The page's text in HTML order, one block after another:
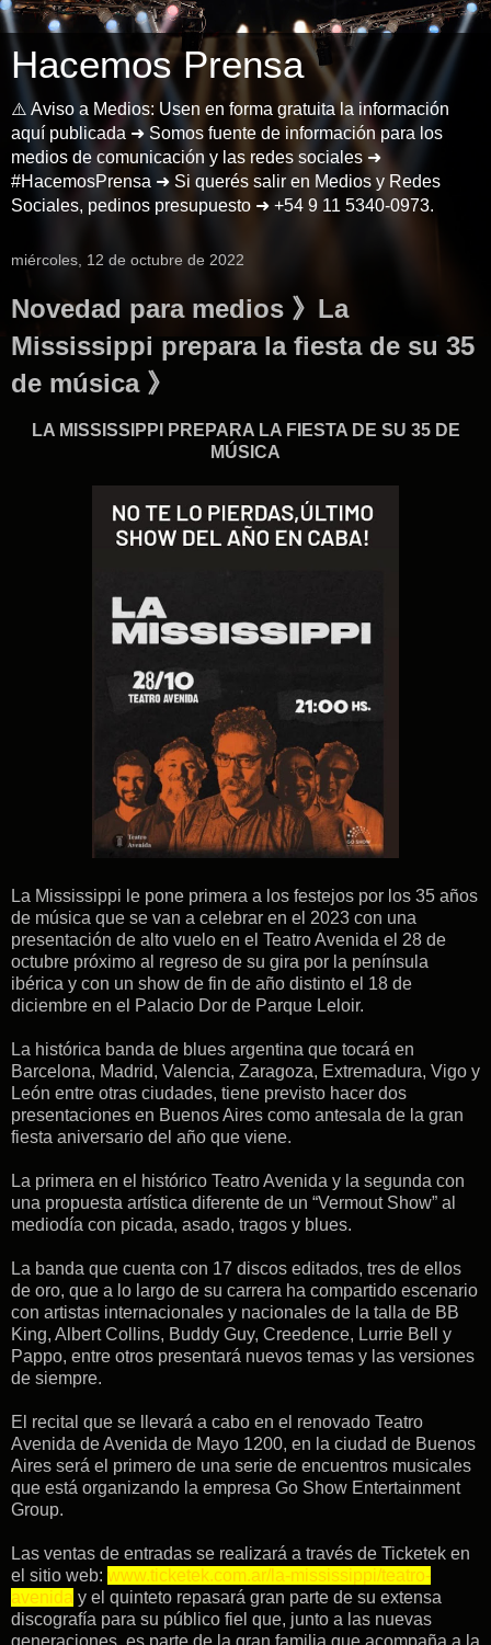
Hacemos Prensa
⚠️ Aviso a Medios: Usen en forma gratuita la información
aquí publicada ➜ Somos fuente de información para los
medios de comunicación y las redes sociales ➜
#HacemosPrensa ➜ Si querés salir en Medios y Redes
Sociales, pedinos presupuesto ➜ +54 9 11 5340-0973.
miércoles, 12 de octubre de 2022
Novedad para medios 》La
Mississippi prepara la fiesta de su 35
de música 》
LA MISSISSIPPI PREPARA LA FIESTA DE SU 35 DE
MÚSICA
La Mississippi le pone primera a los festejos por los 35 años
de música que se van a celebrar en el 2023 con una
presentación de alto vuelo en el Teatro Avenida el 28 de
octubre próximo al regreso de su gira por la península
ibérica y con un show de fin de año distinto el 18 de
diciembre en el Palacio Dor de Parque Leloir.
La histórica banda de blues argentina que tocará en
Barcelona, Madrid, Valencia, Zaragoza, Extremadura, Vigo y
León entre otras ciudades, tiene previsto hacer dos
presentaciones en Buenos Aires como antesala de la gran
fiesta aniversario del año que viene.
La primera en el histórico Teatro Avenida y la segunda con
una propuesta artística diferente de un “Vermout Show” al
mediodía con picada, asado, tragos y blues.
La banda que cuenta con 17 discos editados, tres de ellos
de oro, que a lo largo de su carrera ha compartido escenario
con artistas internacionales y nacionales de la talla de BB
King, Albert Collins, Buddy Guy, Creedence, Lurrie Bell y
Pappo, entre otros presentará nuevos temas y las versiones
de siempre.
El recital que se llevará a cabo en el renovado Teatro
Avenida de Avenida de Mayo 1200, en la ciudad de Buenos
Aires será el primero de una serie de encuentros musicales
que está organizando la empresa Go Show Entertainment
Group.
Las ventas de entradas se realizará a través de Ticketek en
el sitio web: www.ticketek.com.ar/la-mississippi/teatro-
avenida y el quinteto repasará gran parte de su extensa
discografía para su público fiel que, junto a las nuevas
generaciones, es parte de la gran familia que acompaña a la